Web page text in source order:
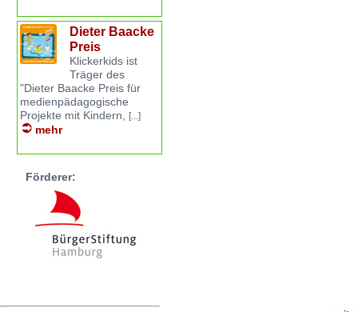
Dieter Baacke
Preis
Klickerkids ist
Träger des
"Dieter Baacke Preis für
medienpädagogische
Projekte mit Kindern, [...]
mehr
Förderer: